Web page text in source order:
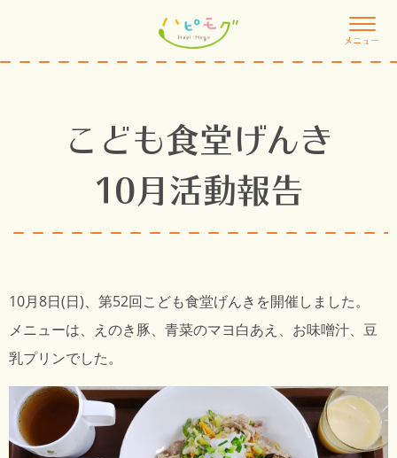
メニュー
こども食堂げんき
10月活動報告
10月8日(日)、第52回こども食堂げんき を開催しました。
メニューは、えのき豚、青菜のマヨ白あえ、お味噌汁、豆
乳プリンでした。